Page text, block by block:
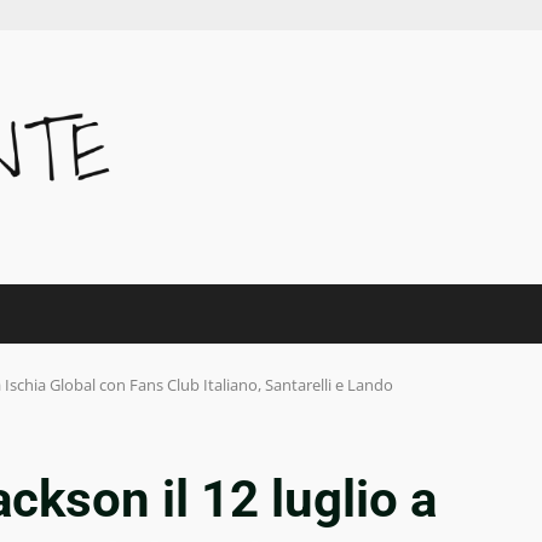
Global con Fans Club Italiano, Santarelli e Lando
il 12 luglio a